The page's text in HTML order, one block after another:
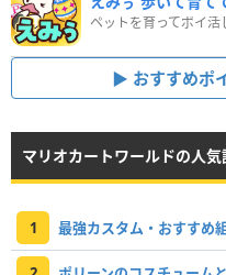
おすすめポ
マリオカートワールドの人気
1 最強カスタム・おすすめ